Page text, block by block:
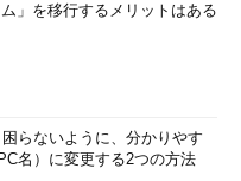
」を移行するメリットはある
困らないように、分かりやす
名）に変更する2つの方法